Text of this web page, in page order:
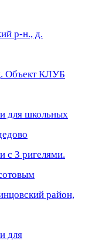
р-н., д.
Объект КЛУБ
для школьных
с 3 ригелями.
район,
для